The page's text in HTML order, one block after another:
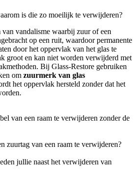
is die zo moeilijk te verwijderen?
vandalisme waarbij zuur of een
op een ruit, waardoor permanente
door het oppervlak van het glas te
groot en kan niet worden verwijderd met
Bij Glass-Restore gebruiken
om zuurmerk van glas
het oppervlak hersteld zonder dat het
van een raam te verwijderen zonder de
zuurtag van een raam te verwijderen?
jullie naast het verwijderen van